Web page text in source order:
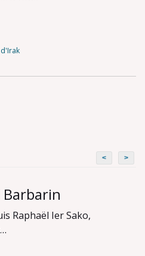
< >
Raphaël Ier Sako,